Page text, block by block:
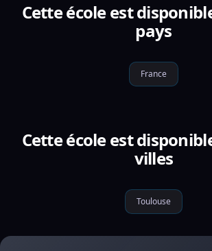
Cette école est
pays
France
Cette école est
villes
Toulouse